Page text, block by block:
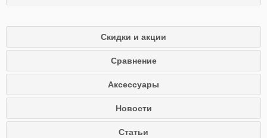
Скидки и акции
Сравнение
Аксессуары
Новости
Статьи